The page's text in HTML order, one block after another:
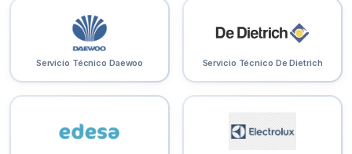
Servicio Técnico Daewoo Servicio Técnico De Dietrich